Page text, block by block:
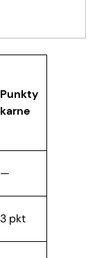
Punkty
karne
—
3 pkt